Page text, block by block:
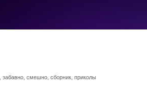
забавно смешно сборник приколы